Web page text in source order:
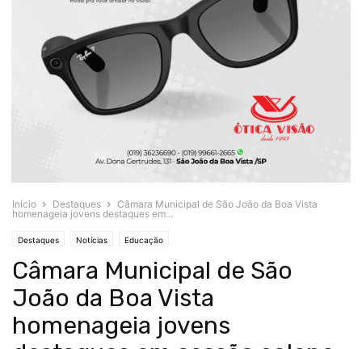
Início Destaques
Câmara Municipal de São João da Boa Vista
homenageia jovens destaques em...
Destaques Notícias Educação
Câmara Municipal de São
João da Boa Vista
homenageia jovens